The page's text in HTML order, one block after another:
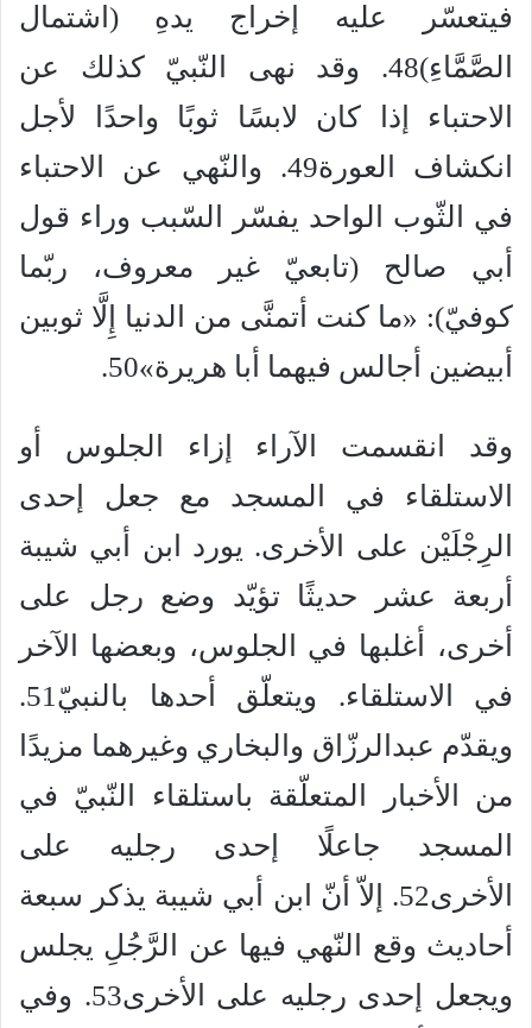
فيتعسّر عليه إخراج يدهِ (اشتمال
الصَّمَّاءِ)48. وقد نهى النّبيّ كذلك عن
الاحتباء إذا كان لابسًا ثوبًا واحدًا لأجل
انكشاف العورة49. والنّهي عن الاحتباء
في الثّوب الواحد يفسّر السّبب وراء قول
أبي صالح (تابعيّ غير معروف، ربّما
كوفيّ): «ما كنت أتمنَّى من الدنيا إِلَّا ثوبين
أبيضين أجالس فيهما أبا هريرة»50.
وقد انقسمت الآراء إزاء الجلوس أو
الاستلقاء في المسجد مع جعل إحدى
الرِجْلَيْن على الأخرى. يورد ابن أبي شيبة
أربعة عشر حديثًا تؤيّد وضع رجل على
أخرى، أغلبها في الجلوس، وبعضها الآخر
في الاستلقاء. ويتعلّق أحدها بالنبيّ51.
ويقدّم عبدالرزّاق والبخاري وغيرهما مزيدًا
من الأخبار المتعلّقة باستلقاء النّبيّ في
المسجد جاعلًا إحدى رجليه على
الأخرى52. إلاّ أنّ ابن أبي شيبة يذكر سبعة
أحاديث وقع النّهي فيها عن الرَّجُلِ يجلس
ويجعل إحدى رجليه على الأخرى53. وفي